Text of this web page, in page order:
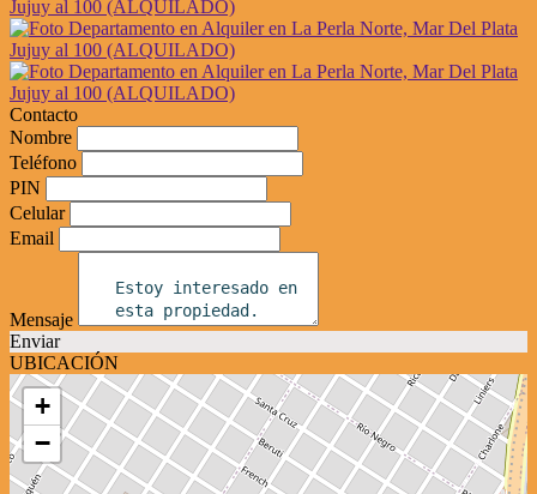
Contacto
Nombre
Teléfono
PIN
Celular
Email
Mensaje
Enviar
UBICACIÓN
+
−